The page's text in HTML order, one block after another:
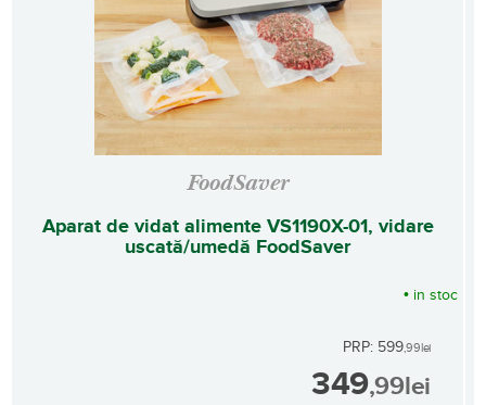
FoodSaver
Aparat de vidat alimente VS1190X-01, vidare
uscată/umedă FoodSaver
• in stoc
PRP: 599,99lei
349,99lei